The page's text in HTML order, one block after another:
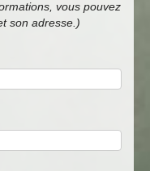
vous pouvez
son adresse.)